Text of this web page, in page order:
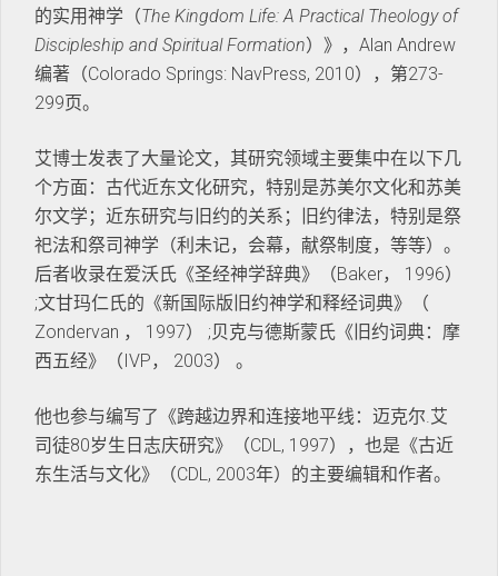
的实用神学（The Kingdom Life: A Practical Theology of
Discipleship and Spiritual Formation）》，Alan Andrew
编著（Colorado Springs: NavPress, 2010），第273-
299页。
艾博士发表了大量论文，其研究领域主要集中在以下几
个方面：古代近东文化研究，特别是苏美尔文化和苏美
尔文学；近东研究与旧约的关系；旧约律法，特别是祭
祀法和祭司神学（利未记，会幕，献祭制度，等等）。
后者收录在爱沃氏《圣经神学辞典》（Baker， 1996）
;文甘玛仁氏的《新国际版旧约神学和释经词典》（
Zondervan ， 1997） ;贝克与德斯蒙氏《旧约词典：摩
西五经》（IVP， 2003） 。
他也参与编写了《跨越边界和连接地平线：迈克尔.艾
司徒80岁生日志庆研究》（CDL, 1997），也是《古近
东生活与文化》（CDL, 2003年）的主要编辑和作者。